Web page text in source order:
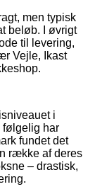
men typisk
beløb. I øvrigt
til levering,
Vejle, Ikast
i
følgelig har
fundet det
række af deres
– drastisk,